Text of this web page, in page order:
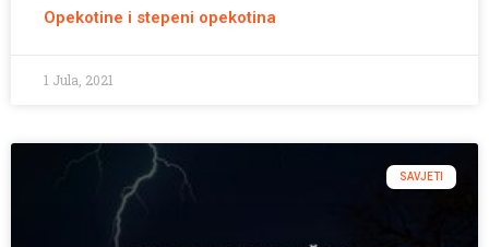
Opekotine i stepeni opekotina
1 Jula, 2021
SAVJETI